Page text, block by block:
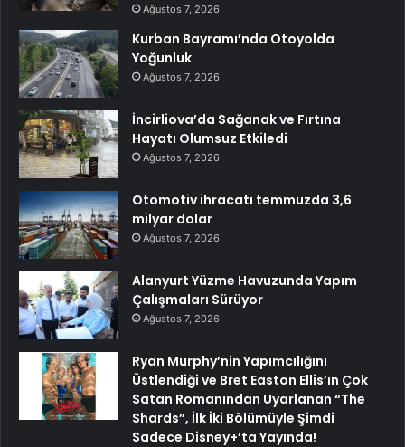
Ağustos 7, 2026
Kurban Bayramı’nda Otoyolda
Yoğunluk
Ağustos 7, 2026
İncirliova’da Sağanak ve Fırtına
Hayatı Olumsuz Etkiledi
Ağustos 7, 2026
Otomotiv ihracatı temmuzda 3,6
milyar dolar
Ağustos 7, 2026
Alanyurt Yüzme Havuzunda Yapım
Çalışmaları Sürüyor
Ağustos 7, 2026
Ryan Murphy’nin Yapımcılığını
Üstlendiği ve Bret Easton Ellis’ın Çok
Satan Romanından Uyarlanan “The
Shards”, İlk İki Bölümüyle Şimdi
Sadece Disney+’ta Yayında!